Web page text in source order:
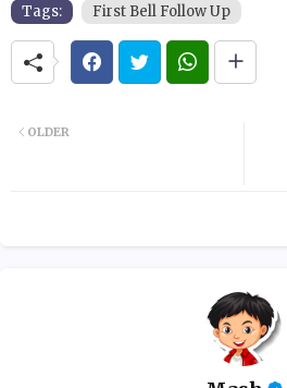
Tags: First Bell Follow Up
OLDER